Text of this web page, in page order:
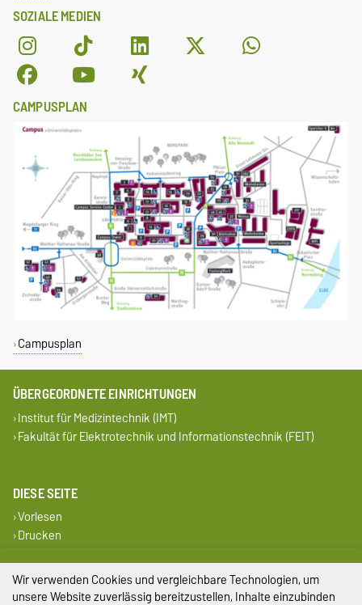
SOZIALE MEDIEN
CAMPUSPLAN
Campusplan
ÜBERGEORDNETE EINRICHTUNGEN
Institut für Medizintechnik (IMT)
Fakultät für Elektrotechnik und Informationstechnik (FEIT)
DIESE SEITE
Vorlesen
Drucken
Impressum
Wir verwenden Cookies und vergleichbare Technologien, um
unsere Website zuverlässig bereitzustellen, Inhalte einzubinden